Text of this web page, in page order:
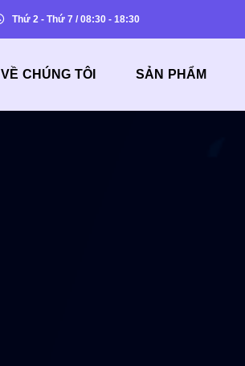
Thứ 2 - Thứ 7 / 08:30 - 18:30
VỀ CHÚNG TÔI SẢN PHẨM